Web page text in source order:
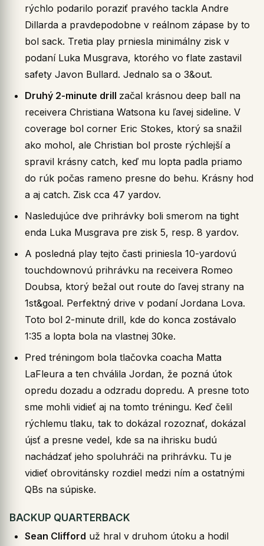
rýchlo podarilo poraziť pravého tackla Andre
Dillarda a pravdepodobne v reálnom zápase by to
bol sack. Tretia play prniesla minimálny zisk v
podaní Luka Musgrava, ktorého vo flate zastavil
safety Javon Bullard. Jednalo sa o 3&out.
Druhý 2-minute drill začal krásnou deep ball na
receivera Christiana Watsona ku ľavej sideline. V
coverage bol corner Eric Stokes, ktorý sa snažil
ako mohol, ale Christian bol proste rýchlejší a
spravil krásny catch, keď mu lopta padla priamo
do rúk počas rameno presne do behu. Krásny hod
a aj catch. Zisk cca 47 yardov.
Nasledujúce dve prihrávky boli smerom na tight
enda Luka Musgrava pre zisk 5, resp. 8 yardov.
A posledná play tejto časti priniesla 10-yardovú
touchdownovú prihrávku na receivera Romeo
Doubsa, ktorý bežal out route do ľavej strany na
1st&goal. Perfektný drive v podaní Jordana Lova.
Toto bol 2-minute drill, kde do konca zostávalo
1:35 a lopta bola na vlastnej 30ke.
Pred tréningom bola tlačovka coacha Matta
LaFleura a ten chválila Jordan, že pozná útok
opredu dozadu a odzradu dopredu. A presne toto
sme mohli vidieť aj na tomto tréningu. Keď čelil
rýchlemu tlaku, tak to dokázal rozoznať, dokázal
újsť a presne vedel, kde sa na ihrisku budú
nachádzať jeho spoluhráči na prihrávku. Tu je
vidieť obrovitánsky rozdiel medzi ním a ostatnými
QBs na súpiske.
BACKUP QUARTERBACK
Sean Clifford už hral v druhom útoku a hodil